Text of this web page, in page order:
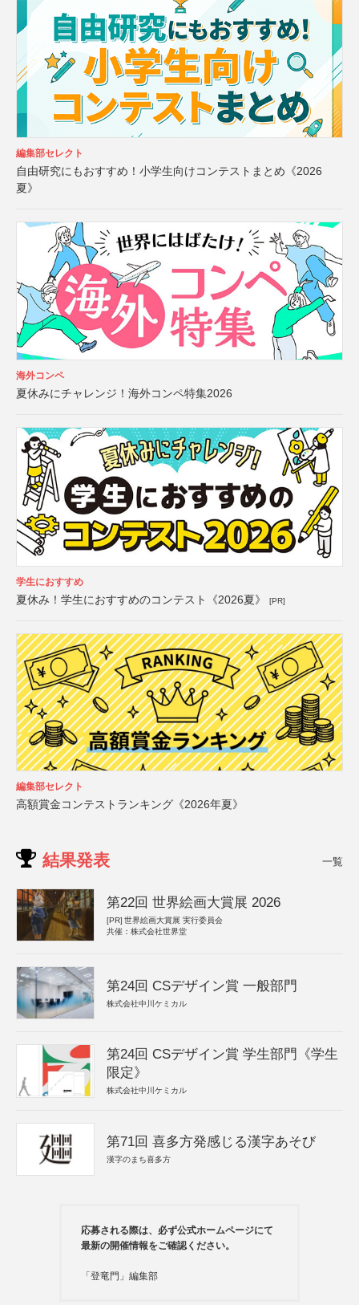
編集部セレクト
自由研究にもおすすめ！小学生向けコンテストまとめ《2026
夏》
海外コンペ
夏休みにチャレンジ！海外コンペ特集2026
学生におすすめ
夏休み！学生におすすめのコンテスト《2026夏》 [PR]
編集部セレクト
高額賞金コンテストランキング《2026年夏》
結果発表 一覧
第22回 世界絵画大賞展 2026
[PR] 世界絵画大賞展 実行委員会
共催：株式会社世界堂
第24回 CSデザイン賞 一般部門
株式会社中川ケミカル
第24回 CSデザイン賞 学生部門《学生
限定》
株式会社中川ケミカル
第71回 喜多方発感じる漢字あそび
漢字のまち喜多方
応募される際は、必ず公式ホームページにて
最新の開催情報をご確認ください。
「登竜門」編集部